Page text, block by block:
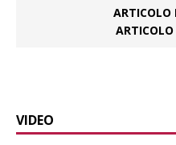
ARTICOLO
ARTICOLO
VIDEO